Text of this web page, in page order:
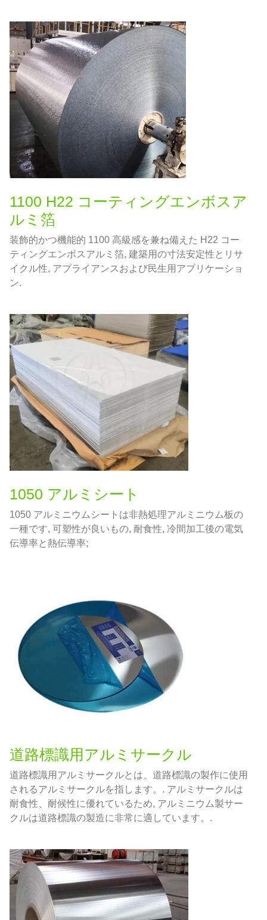
1100 H22 コーティングエンボスア
ルミ箔
装飾的かつ機能的 1100 高級感を兼ね備えた H22 コー
ティングエンボスアルミ箔, 建築用の寸法安定性とリサ
イクル性, アプライアンスおよび民生用アプリケーショ
ン.
1050 アルミシート
1050 アルミニウムシートは非熱処理アルミニウム板の
一種です, 可塑性が良いもの, 耐食性, 冷間加工後の電気
伝導率と熱伝導率;
道路標識用アルミサークル
道路標識用アルミサークルとは、道路標識の製作に使用
されるアルミサークルを指します。. アルミサークルは
耐食性、耐候性に優れているため, アルミニウム製サー
クルは道路標識の製造に非常に適しています。.